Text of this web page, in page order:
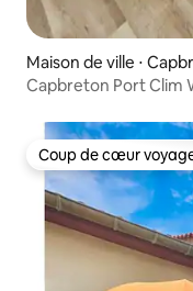
Maison de ville ⋅
Capbreton Port Clim
Coup de cœur
Coup de cœur